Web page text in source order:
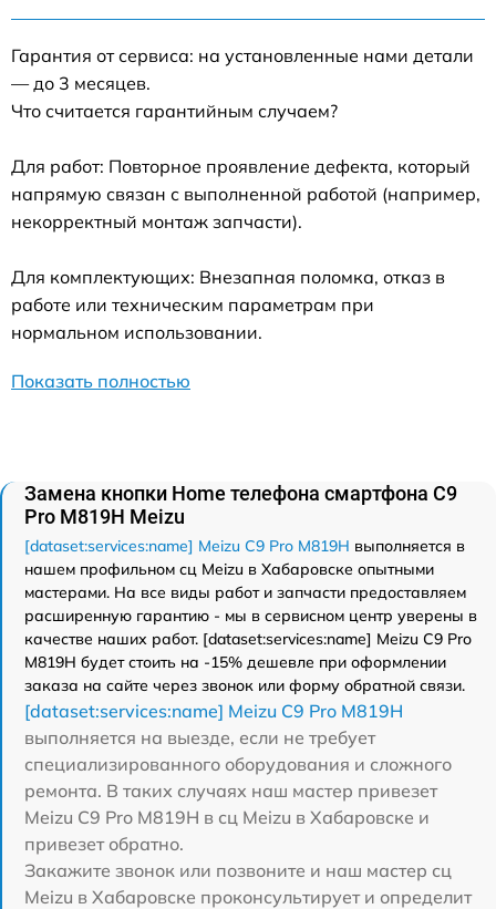
Гарантия от сервиса: на установленные нами детали
— до 3 месяцев.
Что считается гарантийным случаем?
Для работ: Повторное проявление дефекта, который
напрямую связан с выполненной работой (например,
некорректный монтаж запчасти).
Для комплектующих: Внезапная поломка, отказ в
работе или техническим параметрам при
нормальном использовании.
Показать полностью
Замена кнопки Home телефона смартфона C9
Pro M819H Meizu
[dataset:services:name] Meizu C9 Pro M819H выполняется в
нашем профильном сц Meizu в Хабаровске опытными
мастерами. На все виды работ и запчасти предоставляем
расширенную гарантию - мы в сервисном центр уверены в
качестве наших работ. [dataset:services:name] Meizu C9 Pro
M819H будет стоить на -15% дешевле при оформлении
заказа на сайте через звонок или форму обратной связи.
[dataset:services:name] Meizu C9 Pro M819H
выполняется на выезде, если не требует
специализированного оборудования и сложного
ремонта. В таких случаях наш мастер привезет
Meizu C9 Pro M819H в сц Meizu в Хабаровске и
привезет обратно.
Закажите звонок или позвоните и наш мастер сц
Meizu в Хабаровске проконсультирует и определит